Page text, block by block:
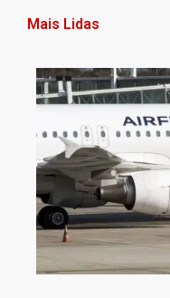
Mais Lidas